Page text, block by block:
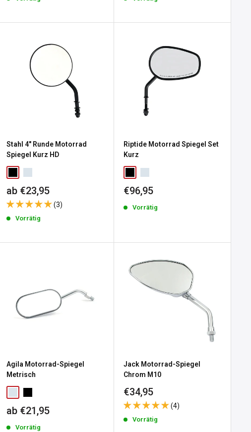
Stahl 4" Runde Motorrad
Spiegel Kurz HD
Sonderpreis
ab €23,95
(3)
Vorrätig
Riptide Motorrad Spiegel Set
Kurz
Sonderpreis
€96,95
Vorrätig
Agila Motorrad-Spiegel
Metrisch
Sonderpreis
ab €21,95
Vorrätig
Jack Motorrad-Spiegel
Chrom M10
Sonderpreis
€34,95
(4)
Vorrätig